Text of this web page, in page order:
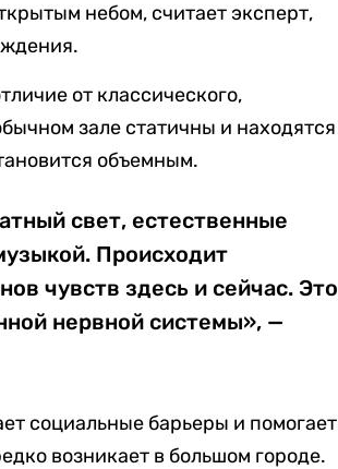
небом, считает эксперт,
от классического,
зале статичны и находятся
объемным.
свет, естественные
Происходит
чувств здесь и сейчас. Это
нервной системы», —
социальные барьеры и помогает
возникает в большом городе.